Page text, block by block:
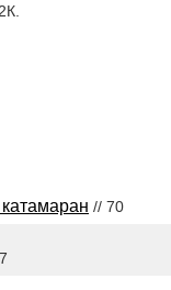
// 70